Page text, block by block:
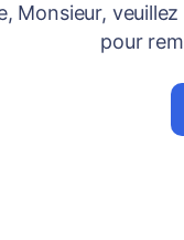
Monsieur,
pour